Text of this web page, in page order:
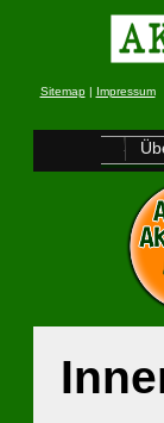
Sitemap| Impressum